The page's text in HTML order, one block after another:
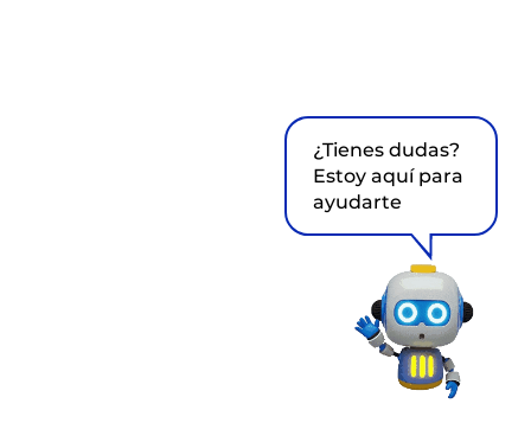
¿Tienes dudas?
Estoy aquí para
ayudarte